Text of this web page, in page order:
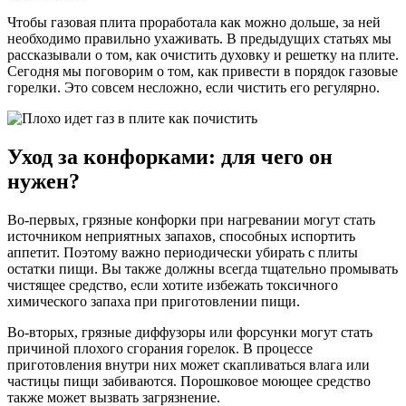
Чтобы газовая плита проработала как можно дольше, за ней
необходимо правильно ухаживать. В предыдущих статьях мы
рассказывали о том, как очистить духовку и решетку на плите.
Сегодня мы поговорим о том, как привести в порядок газовые
горелки. Это совсем несложно, если чистить его регулярно.
Уход за конфорками: для чего он
нужен?
Во-первых, грязные конфорки при нагревании могут стать
источником неприятных запахов, способных испортить
аппетит. Поэтому важно периодически убирать с плиты
остатки пищи. Вы также должны всегда тщательно промывать
чистящее средство, если хотите избежать токсичного
химического запаха при приготовлении пищи.
Во-вторых, грязные диффузоры или форсунки могут стать
причиной плохого сгорания горелок. В процессе
приготовления внутри них может скапливаться влага или
частицы пищи забиваются. Порошковое моющее средство
также может вызвать загрязнение.